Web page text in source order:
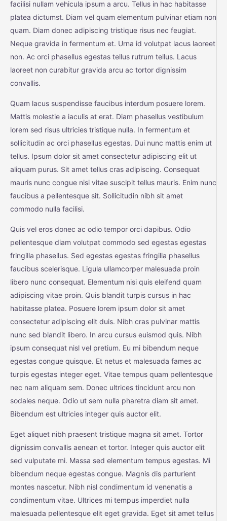
facilisi nullam vehicula ipsum a arcu. Tellus in hac habitasse
platea dictumst. Diam vel quam elementum pulvinar etiam non
quam. Diam donec adipiscing tristique risus nec feugiat.
Neque gravida in fermentum et. Urna id volutpat lacus laoreet
non. Ac orci phasellus egestas tellus rutrum tellus. Lacus
laoreet non curabitur gravida arcu ac tortor dignissim
convallis.
Quam lacus suspendisse faucibus interdum posuere lorem.
Mattis molestie a iaculis at erat. Diam phasellus vestibulum
lorem sed risus ultricies tristique nulla. In fermentum et
sollicitudin ac orci phasellus egestas. Dui nunc mattis enim ut
tellus. Ipsum dolor sit amet consectetur adipiscing elit ut
aliquam purus. Sit amet tellus cras adipiscing. Consequat
mauris nunc congue nisi vitae suscipit tellus mauris. Enim nunc
faucibus a pellentesque sit. Sollicitudin nibh sit amet
commodo nulla facilisi.
Quis vel eros donec ac odio tempor orci dapibus. Odio
pellentesque diam volutpat commodo sed egestas egestas
fringilla phasellus. Sed egestas egestas fringilla phasellus
faucibus scelerisque. Ligula ullamcorper malesuada proin
libero nunc consequat. Elementum nisi quis eleifend quam
adipiscing vitae proin. Quis blandit turpis cursus in hac
habitasse platea. Posuere lorem ipsum dolor sit amet
consectetur adipiscing elit duis. Nibh cras pulvinar mattis
nunc sed blandit libero. In arcu cursus euismod quis. Nibh
ipsum consequat nisl vel pretium. Eu mi bibendum neque
egestas congue quisque. Et netus et malesuada fames ac
turpis egestas integer eget. Vitae tempus quam pellentesque
nec nam aliquam sem. Donec ultrices tincidunt arcu non
sodales neque. Odio ut sem nulla pharetra diam sit amet.
Bibendum est ultricies integer quis auctor elit.
Eget aliquet nibh praesent tristique magna sit amet. Tortor
dignissim convallis aenean et tortor. Integer quis auctor elit
sed vulputate mi. Massa sed elementum tempus egestas. Mi
bibendum neque egestas congue. Magnis dis parturient
montes nascetur. Nibh nisl condimentum id venenatis a
condimentum vitae. Ultrices mi tempus imperdiet nulla
malesuada pellentesque elit eget gravida. Eget sit amet tellus